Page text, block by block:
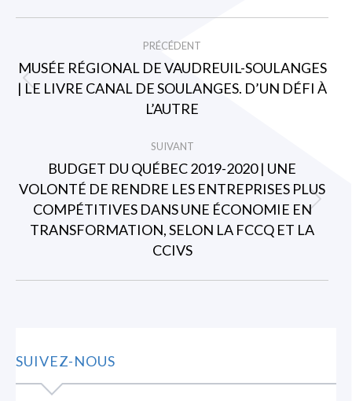
PRÉCÉDENT
Article
précédent
MUSÉE RÉGIONAL DE VAUDREUIL-SOULANGES
| LE LIVRE CANAL DE SOULANGES. D’UN DÉFI À
L’AUTRE
SUIVANT
Article
suivant
:
BUDGET DU QUÉBEC 2019-2020 | UNE
VOLONTÉ DE RENDRE LES ENTREPRISES PLUS
COMPÉTITIVES DANS UNE ÉCONOMIE EN
TRANSFORMATION, SELON LA FCCQ ET LA
CCIVS
SUIVEZ-NOUS